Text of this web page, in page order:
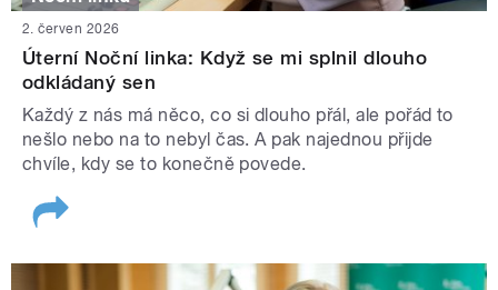
2. červen 2026
Úterní Noční linka: Když se mi splnil dlouho
odkládaný sen
Každý z nás má něco, co si dlouho přál, ale pořád to
nešlo nebo na to nebyl čas. A pak najednou přijde
chvíle, kdy se to konečně povede.